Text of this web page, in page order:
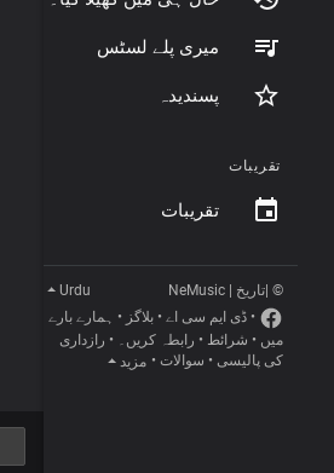
میری پلے لسٹس
پسندیدہ
تقریبات
تقریبات
© |تاریخ | NeMusic
Urdu
• ڈی ایم سی اے • بلاگز • ہمارے بارے
میں • شرائط • رابطہ کریں۔ • رازداری
کی پالیسی • سوالات • مزید